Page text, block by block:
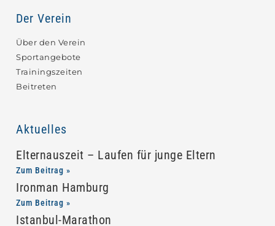
Der Verein
Über den Verein
Sportangebote
Trainingszeiten
Beitreten
Aktuelles
Elternauszeit – Laufen für junge Eltern
Zum Beitrag »
Ironman Hamburg
Zum Beitrag »
Istanbul-Marathon